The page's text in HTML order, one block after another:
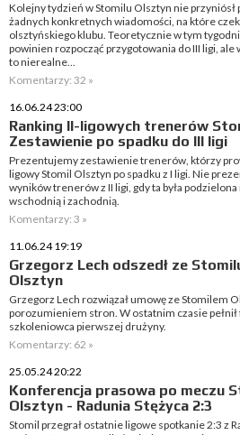
Kolejny tydzień w Stomilu Olsztyn nie przyniósł
żadnych konkretnych wiadomości, na które
olsztyńskiego klubu. Teoretycznie w tym
powinien rozpocząć przygotowania do III ligi, ale
to nierealne...
Komentarzy: 32 »
16.06.24 23:00
Ranking II-ligowych trenerów
Zestawienie po spadku do III ligi
Prezentujemy zestawienie trenerów, którzy
ligowy Stomil Olsztyn po spadku z I ligi. Nie
wyników trenerów z II ligi, gdy ta była podzielona
wschodnią i zachodnią.
Komentarzy: 3 »
11.06.24 19:19
Grzegorz Lech odszedł ze
Olsztyn
Grzegorz Lech rozwiązał umowę ze Stomilem
porozumieniem stron. W ostatnim czasie pełnił
szkoleniowca pierwszej drużyny.
Komentarzy: 62 »
25.05.24 20:22
Konferencja prasowa po meczu
Olsztyn - Radunia Stężyca 2:3
Stomil przegrał ostatnie ligowe spotkanie 2:3 z